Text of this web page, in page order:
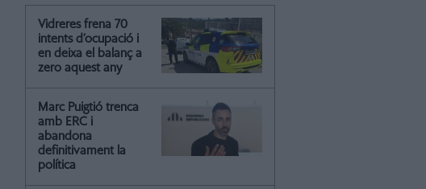
Vidreres frena 70
intents d’ocupació i
en deixa el balanç a
zero aquest any
Marc Puigtió trenca
amb ERC i
abandona
definitivament la
política